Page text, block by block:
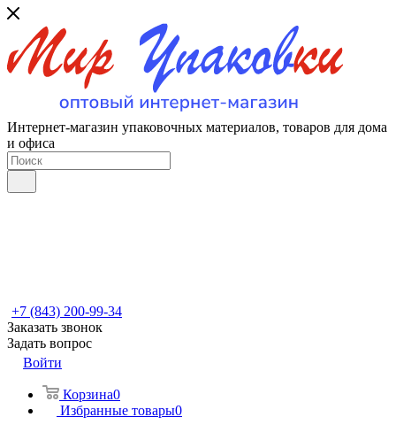
Интернет-магазин упаковочных материалов, товаров для дома
и офиса
+7 (843) 200-99-34
Заказать звонок
Задать вопрос
Войти
Корзина0
Избранные товары0